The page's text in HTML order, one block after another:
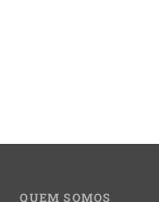
QUEM SOMOS